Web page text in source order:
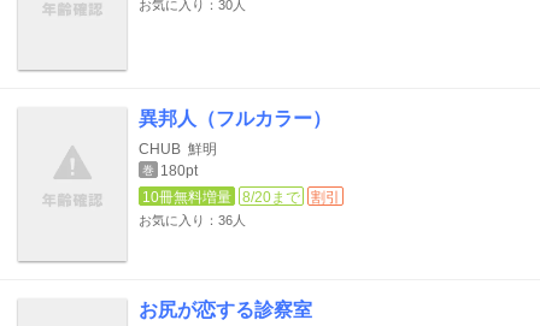
お気に入り：30人
異邦人（フルカラー）
CHUB 鮮明
巻
180pt
10冊無料増量
8/20まで 割引
お気に入り：36人
お尻が恋する診察室